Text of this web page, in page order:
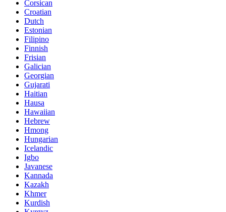
Corsican
Croatian
Dutch
Estonian
Filipino
Finnish
Frisian
Galician
Georgian
Gujarati
Haitian
Hausa
Hawaiian
Hebrew
Hmong
Hungarian
Icelandic
Igbo
Javanese
Kannada
Kazakh
Khmer
Kurdish